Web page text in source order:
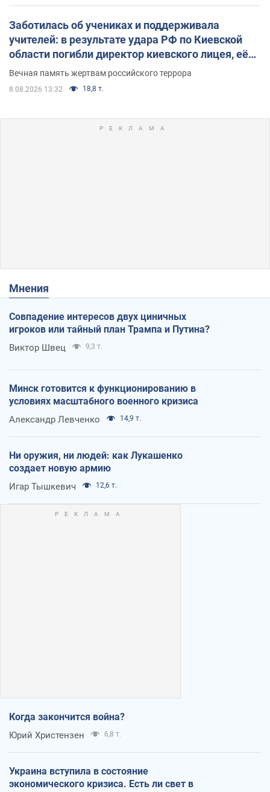
Заботилась об учениках и поддерживала
учителей: в результате удара РФ по Киевской
области погибли директор киевского лицея, её
муж и внук
Вечная память жертвам российского террора
8.08.2026 13:32 18,8 т.
Мнения
Совпадение интересов двух циничных
игроков или тайный план Трампа и Путина?
Виктор Швец 9,3 т.
Минск готовится к функционированию в
условиях масштабного военного кризиса
Александр Левченко 14,9 т.
Ни оружия, ни людей: как Лукашенко
создает новую армию
Игар Тышкевич 12,6 т.
Когда закончится война?
Юрий Христензен 6,8 т.
Украина вступила в состояние
экономического кризиса. Есть ли свет в